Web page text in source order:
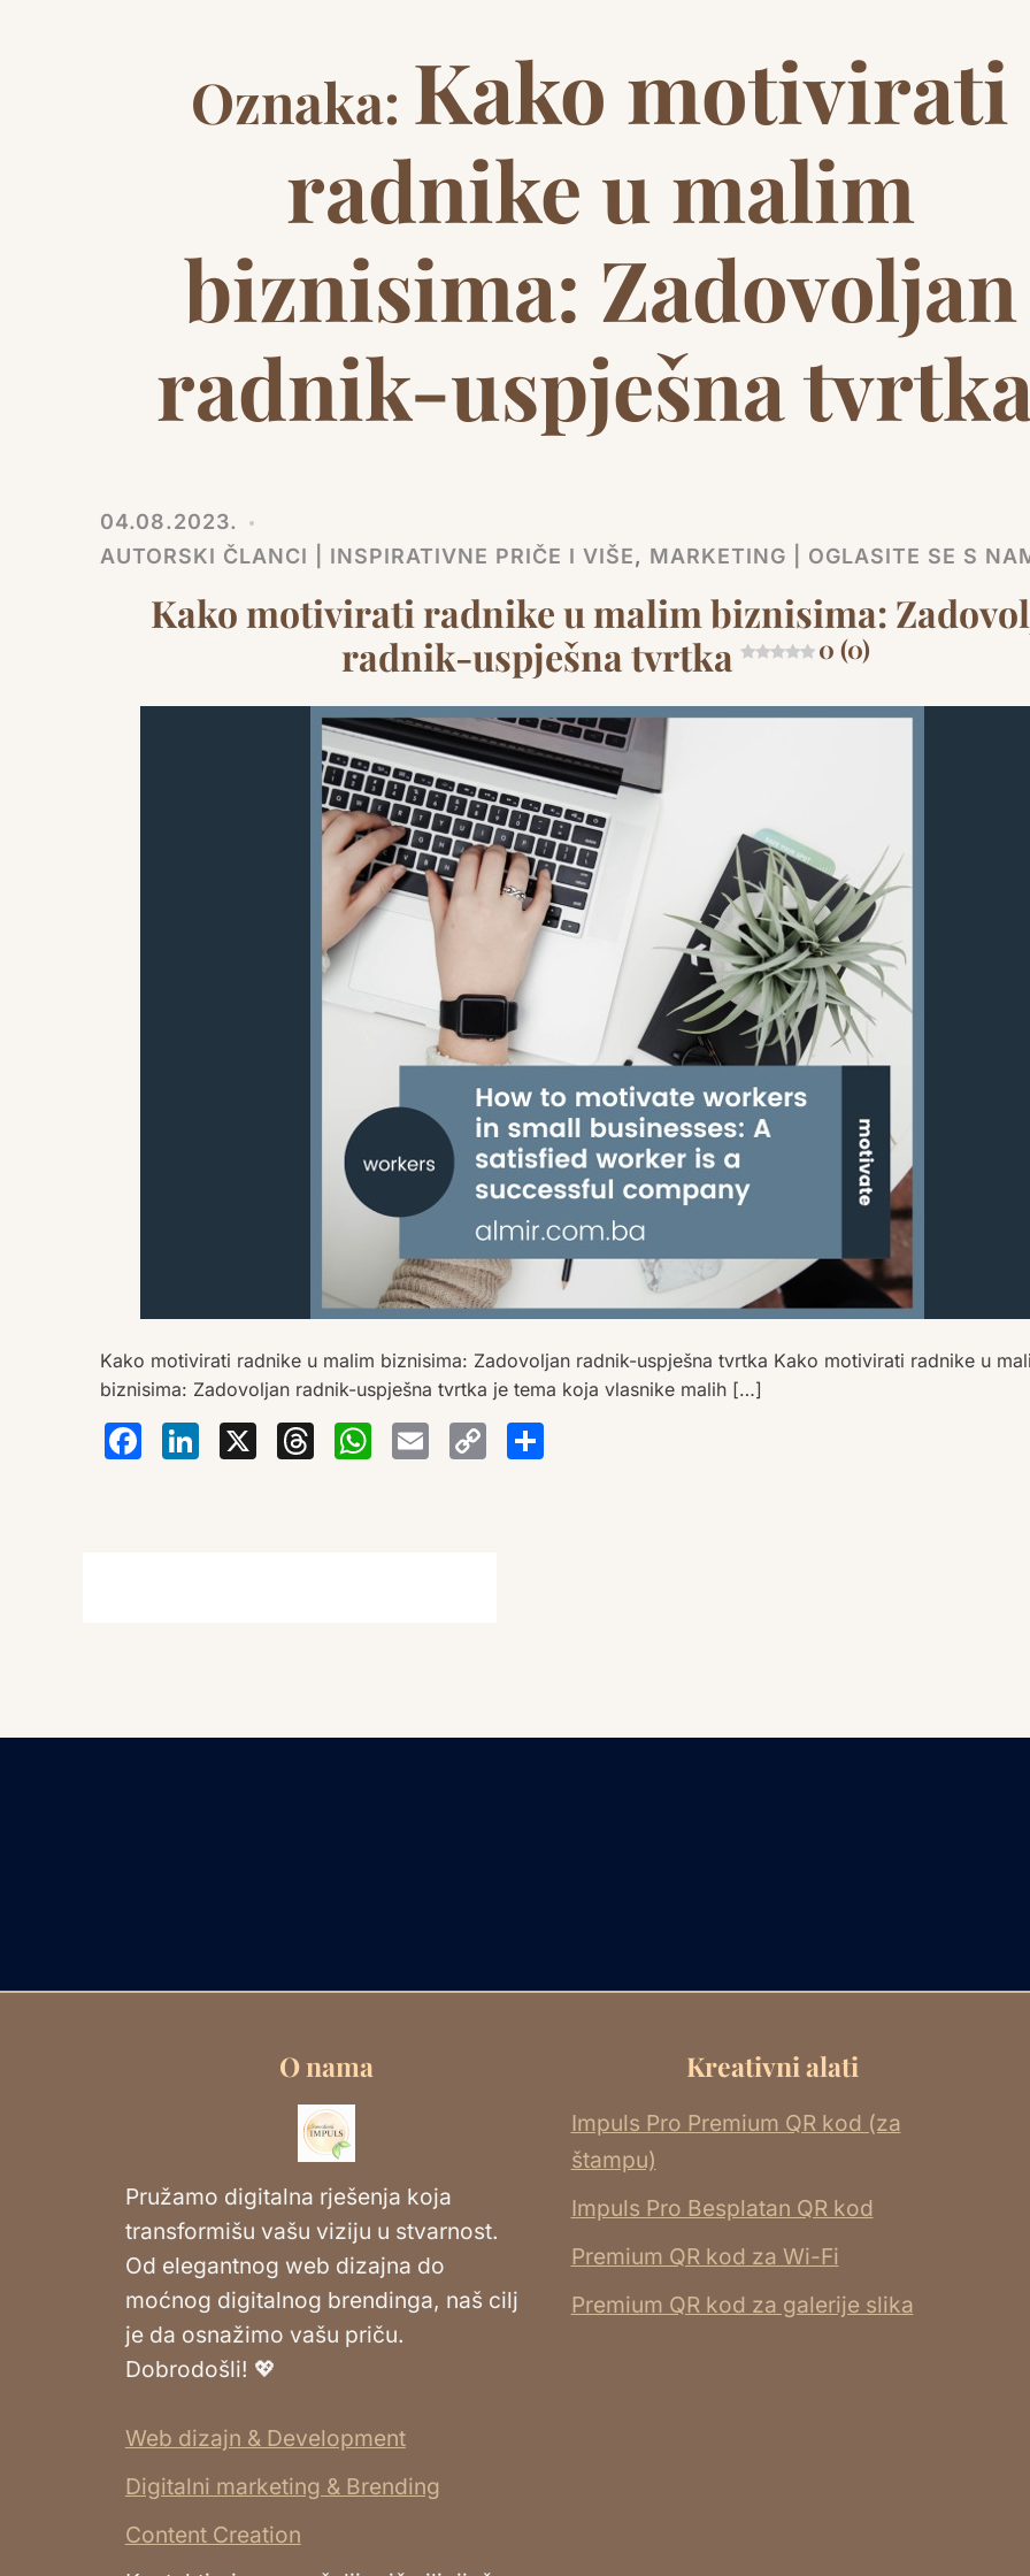
Oznaka: Kako motivirati
radnike u malim
biznisima: Zadovoljan
radnik-uspješna
04.08.2023.
AUTORSKI ČLANCI | INSPIRATIVNE PRIČE I VIŠE, MARKETING | OGLASITE SE S
Kako motivirati radnike u malim biznisima:
radnik-uspješna tvrtka
0 (0)
Kako motivirati radnike u malim biznisima: Zadovoljan radnik-uspješna tvrtka Kako motivirati radnike u
biznisima: Zadovoljan radnik-uspješna tvrtka je tema koja vlasnike malih […]
Facebook
LinkedIn
X Threads
WhatsApp
EmailCopy
Link
O nama
Pružamo digitalna rješenja koja
transformišu vašu viziju u stvarnost.
Od elegantnog web dizajna do
moćnog digitalnog brendinga, naš cilj
je da osnažimo vašu priču.
Dobrodošli! 💖
Web dizajn & Development
Digitalni marketing & Brending
Content Creation
Kreativni alati
Impuls Pro Premium QR kod (za
štampu)
Impuls Pro Besplatan QR kod
Premium QR kod za Wi-Fi
Premium QR kod za galerije slika